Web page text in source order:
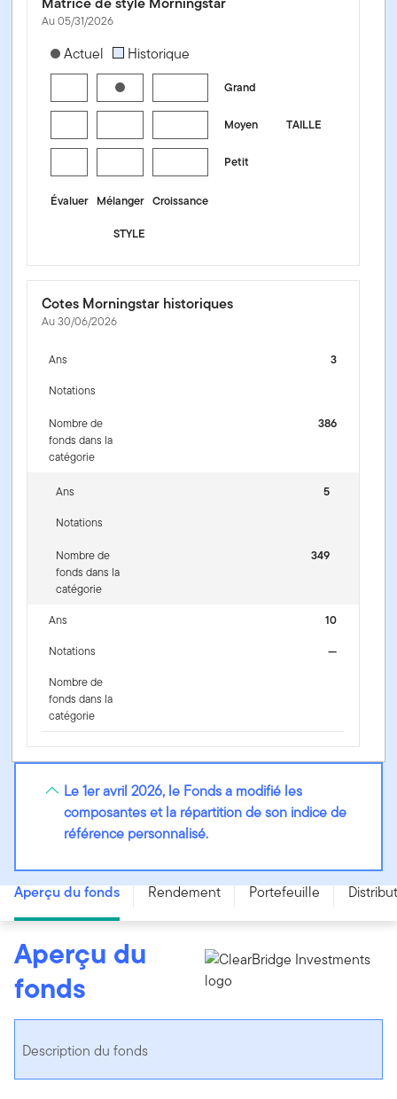
Au 05/31/2026
[products.morningstar-stylebox-title-sr-equity]
Actuel Historique
Grand
TAILLE
Moyen
Petit
Évaluer Mélanger Croissance
STYLE
Cotes Morningstar historiques
Au 30/06/2026
Ans
3
Notations
Nombre de
fonds dans la
catégorie
386
Ans
5
Notations
Nombre de
fonds dans la
catégorie
349
Ans
10
Notations
—
Nombre de
fonds dans la
catégorie
Le 1er avril 2026, le Fonds a modifié les
composantes et la répartition de son indice de
référence personnalisé.
Aperçu du fonds Rendement Portefeuille
Aperçu du
fonds
Description du fonds